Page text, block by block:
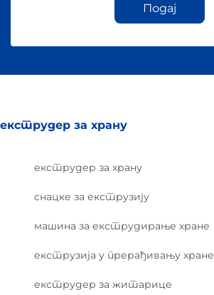
Подај
екструдер за храну
екструдер за храну
снацке за екструзију
машина за екструдирање хране
екструзија у прерађивању хране
екструдер за житарице